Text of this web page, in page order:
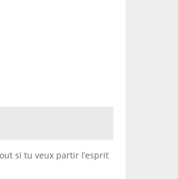
si tu veux partir l’esprit